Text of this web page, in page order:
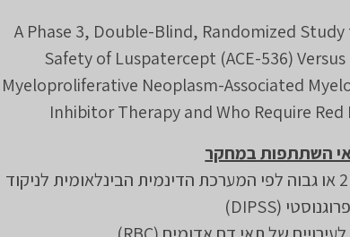
A Phase 3, Double-Blind, Randomized
Safety of Luspatercept (ACE-536)
Myeloproliferative Neoplasm-Associated
Inhibitor Therapy and Who Require
השתתפות במחקר
נבדקים בעלי דירוג בינוני 1, בינוני 2 או גבוה לפי המערכת הדינמית הבינלאומית לניקוד
פרוגנוסטי (DIPSS)